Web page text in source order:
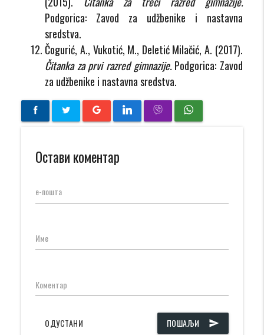
Podgorica: Zavod za udžbenike i nastavna
sredstva.
Čogurić, A., Vukotić, M., Deletić Milačić, A. (2017).
Čitanka za prvi razred gimnazije.Podgorica: Zavod
za udžbenike i nastavna sredstva.
Остави коментар
е-пошта
Име
Коментар
ПОШАЉИ send
ОДУСТАНИ